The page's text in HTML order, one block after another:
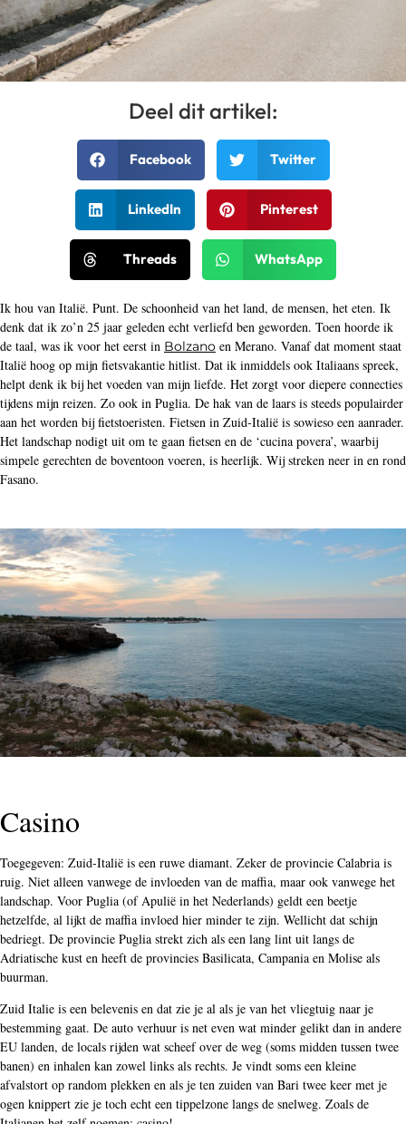
Deel dit artikel:
Facebook Twitter
LinkedIn Pinterest
Threads WhatsApp
Ik hou van Italië. Punt. De schoonheid van het land, de mensen, het eten. Ik
denk dat ik zo’n 25 jaar geleden echt verliefd ben geworden. Toen hoorde ik
de taal, was ik voor het eerst in Bolzano en Merano. Vanaf dat moment staat
Italië hoog op mijn fietsvakantie hitlist. Dat ik inmiddels ook Italiaans spreek,
helpt denk ik bij het voeden van mijn liefde. Het zorgt voor diepere connecties
tijdens mijn reizen. Zo ook in Puglia. De hak van de laars is steeds populairder
aan het worden bij fietstoeristen. Fietsen in Zuid-Italië is sowieso een aanrader.
Het landschap nodigt uit om te gaan fietsen en de ‘cucina povera’, waarbij
simpele gerechten de boventoon voeren, is heerlijk. Wij streken neer in en rond
Fasano.
Casino
Toegegeven: Zuid-Italië is een ruwe diamant. Zeker de provincie Calabria is
ruig. Niet alleen vanwege de invloeden van de maffia, maar ook vanwege het
landschap. Voor Puglia (of Apulië in het Nederlands) geldt een beetje
hetzelfde, al lijkt de maffia invloed hier minder te zijn. Wellicht dat schijn
bedriegt. De provincie Puglia strekt zich als een lang lint uit langs de
Adriatische kust en heeft de provincies Basilicata, Campania en Molise als
buurman.
Zuid Italie is een belevenis en dat zie je al als je van het vliegtuig naar je
bestemming gaat. De auto verhuur is net even wat minder gelikt dan in andere
EU landen, de locals rijden wat scheef over de weg (soms midden tussen twee
banen) en inhalen kan zowel links als rechts. Je vindt soms een kleine
afvalstort op random plekken en als je ten zuiden van Bari twee keer met je
ogen knippert zie je toch echt een tippelzone langs de snelweg. Zoals de